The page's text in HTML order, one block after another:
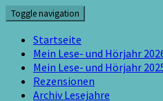
Skip
to
content
Toggle navigation
Startseite
Mein Lese- und Hörjahr
Mein Lese- und Hörjahr
Rezensionen
Archiv Lesejahre